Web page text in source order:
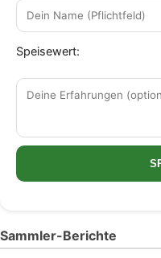
Speisewert:
Sammler-Berichte